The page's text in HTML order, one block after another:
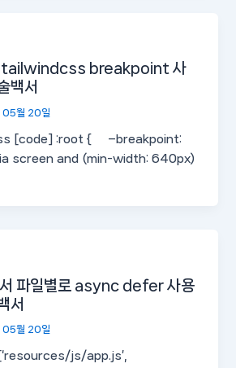
tailwindcss breakpoint 사
백서
월 20일
[code] :root { –breakpoint:
screen and (min-width: 640px)
파일별로 async defer 사용
서
월 20일
js/app.js’,